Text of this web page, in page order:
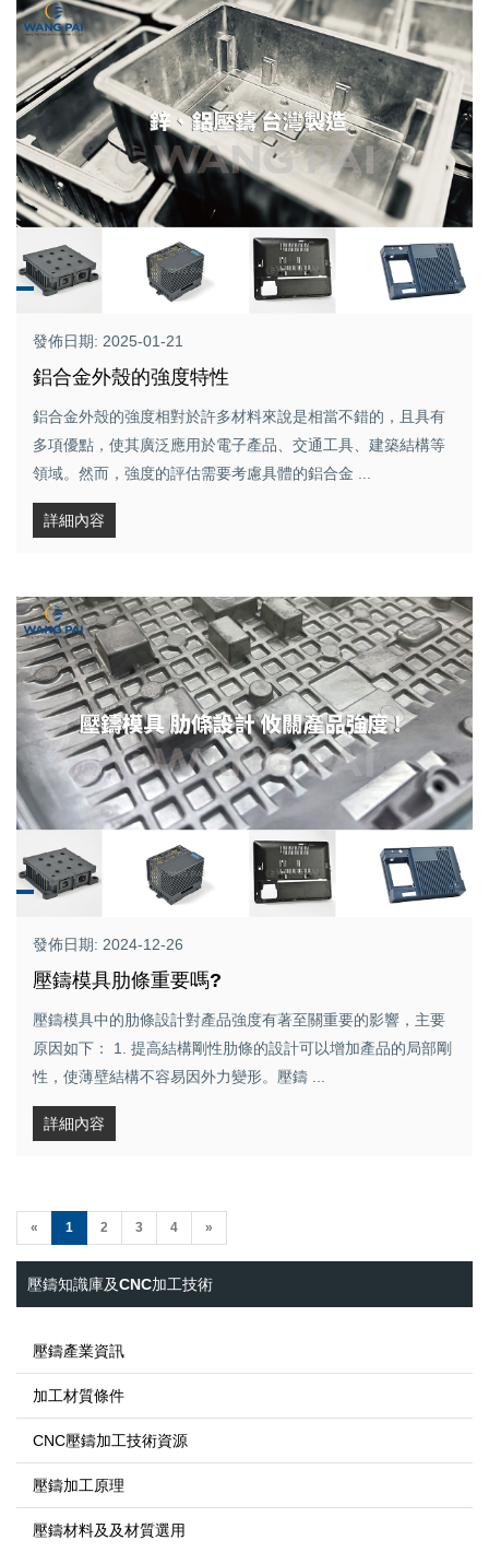
發佈日期: 2025-01-21
鋁合金外殼的強度特性
鋁合金外殼的強度相對於許多材料來說是相當不錯的，且具有
多項優點，使其廣泛應用於電子產品、交通工具、建築結構等
領域。然而，強度的評估需要考慮具體的鋁合金 ...
詳細內容
發佈日期: 2024-12-26
壓鑄模具肋條重要嗎?
壓鑄模具中的肋條設計對產品強度有著至關重要的影響，主要
原因如下： 1. 提高結構剛性肋條的設計可以增加產品的局部剛
性，使薄壁結構不容易因外力變形。壓鑄 ...
詳細內容
« 1 (current)
2 3 4 »
壓鑄知識庫及CNC加工技術
壓鑄產業資訊
加工材質條件
CNC壓鑄加工技術資源
壓鑄加工原理
壓鑄材料及及材質選用